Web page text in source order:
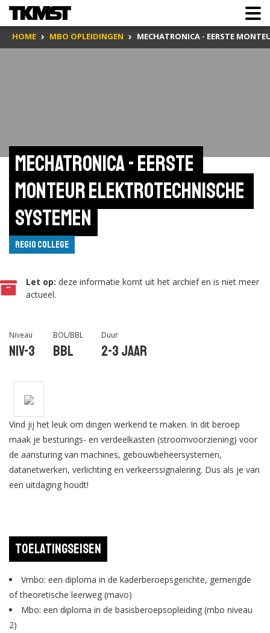
HOME MBO OPLEIDINGEN MECHATRONICA - EERSTE
Mechatronica - Eerste
monteur elektrotechnische
systemen
Regio College
Let op: deze informatie komt uit het archief en is niet meer
actueel.
Niveau
Niv-3
BOL/BBL
BBL
Duur
2-3 jaar
Vind jij het leuk om dingen werkend te maken. In dit beroep
maak je besturings- en verdeelkasten (stroomvoorziening) voor
de aansturing van machines, gebouwbeheersystemen,
datanetwerken, verlichting en verkeerssignalering. Dus als je van
een uitdaging houdt!
Toelatingseisen
Vmbo: een diploma in de kaderberoepsgerichte, gemengde
of theoretische leerweg (mavo)
Mbo: een diploma in de basisberoepsopleiding (mbo niveau
2)